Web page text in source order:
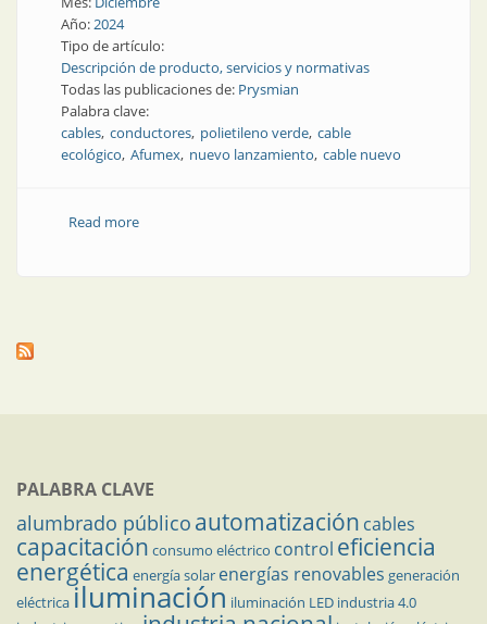
Año:2024
Tipo de artículo:
Descripción de producto, servicios y normativas
Todas las publicaciones de: Prysmian
Palabra clave:
cables conductores polietileno verde cable
ecológico Afumex nuevo lanzamiento cable nuevo
Read moreabout Novedad en el mercado: el cable más amigable
PALABRA CLAVE
alumbrado público automatización cables
capacitación consumo eléctrico control eficiencia
energética energía solar energías renovables generación
eléctricailuminación iluminación LED industria 4.0